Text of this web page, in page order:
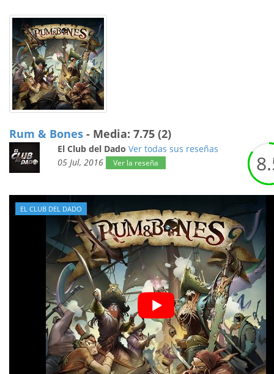
Rum & Bones - Media: 7.75 (2)
El Club del Dado Ver todas sus reseñas
05 Jul, 2016
Ver la reseña 8.
EL CLUB DEL DADO